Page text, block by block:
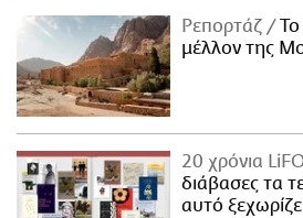
Ρεπορτάζ
Το
μέλλον της
20 χρόνια
διάβασες τα
αυτό